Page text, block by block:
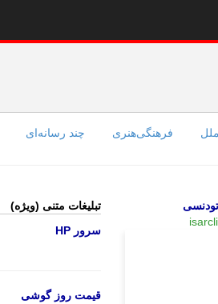
فرهنگی‌هنری چند رسانه‌ای
تبلیغات متنی (ویژه)
سرور HP
قیمت روز گوشی